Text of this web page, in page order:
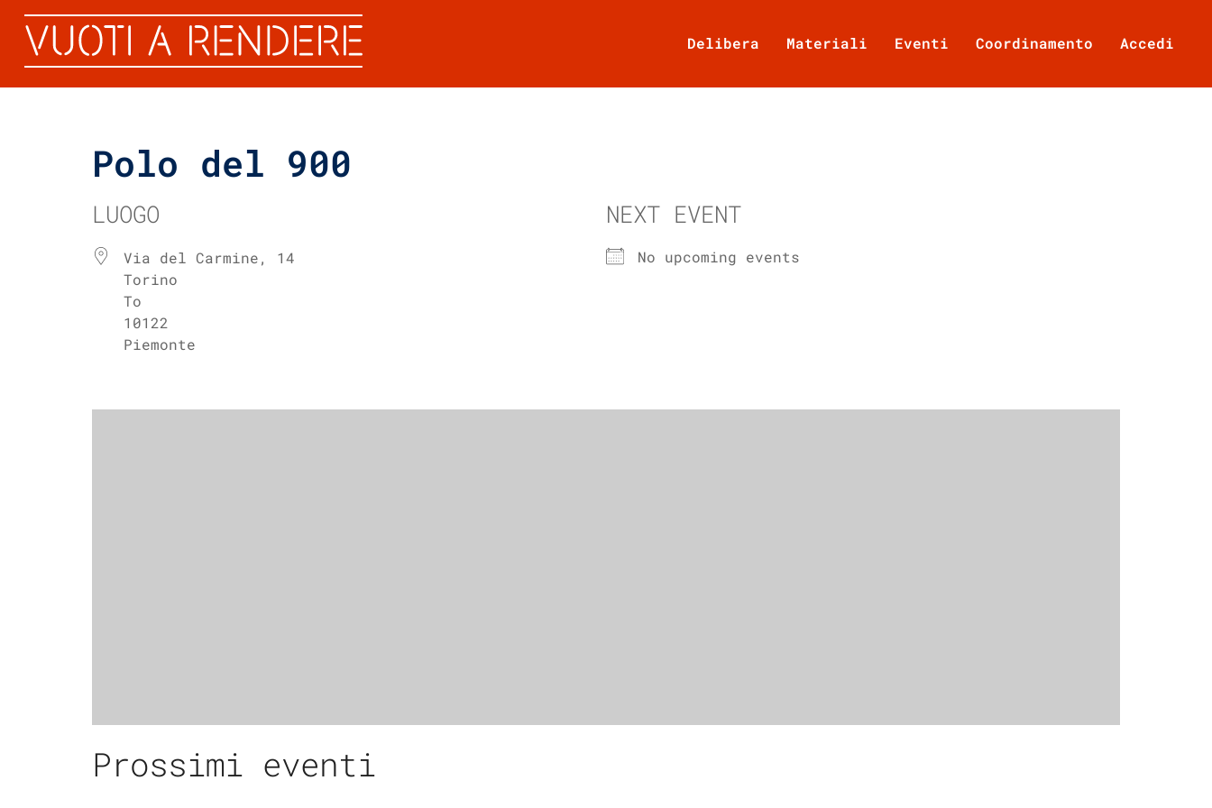
Delibera Materiali Eventi Coordinamento Accedi
Polo del 900
LUOGO
Via del Carmine, 14
Torino
To
10122
Piemonte
NEXT EVENT
No upcoming events
Prossimi eventi